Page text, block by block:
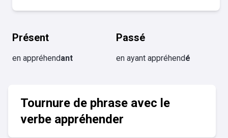
Présent
en appréhendant
Passé
en ayant appréhendé
Tournure de phrase avec le
verbe appréhender